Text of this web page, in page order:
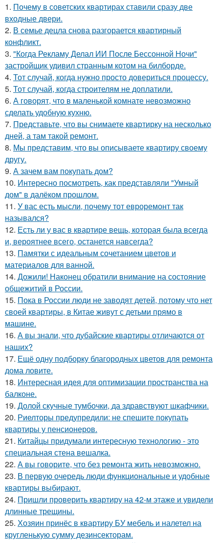
1. Почему в советских квартирах ставили сразу две
входные двери.
2. В семье децла снова разгорается квартирный
конфликт.
3. "Когда Рекламу Делал ИИ После Бессонной Ночи"
застройщик удивил странным котом на билборде.
4. Тот случай, когда нужно просто довериться процессу.
5. Тот случай, когда строителям не доплатили.
6. А говорят, что в маленькой комнате невозможно
сделать удобную кухню.
7. Представьте, что вы снимаете квартирку на несколько
дней, а там такой ремонт.
8. Мы представим, что вы описываете квартиру своему
другу.
9. А зачем вам покупать дом?
10. Интересно посмотреть, как представляли "Умный
дом" в далёком прошлом.
11. У вас есть мысли, почему тот евроремонт так
назывался?
12. Есть ли у вас в квартире вещь, которая была всегда
и, вероятнее всего, останется навсегда?
13. Памятки с идеальным сочетанием цветов и
материалов для ванной.
14. Дожили! Наконец обратили внимание на состояние
общежитий в России.
15. Пока в России люди не заводят детей, потому что нет
своей квартиры, в Китае живут с детьми прямо в
машине.
16. А вы знали, что дубайские квартиры отличаются от
наших?
17. Ещё одну подборку благородных цветов для ремонта
дома ловите.
18. Интересная идея для оптимизации пространства на
балконе.
19. Долой скучные тумбочки, да здравствуют шкафчики.
20. Риелторы предупредили: не спешите покупать
квартиры у пенсионеров.
21. Китайцы придумали интересную технологию - это
специальная стена вешалка.
22. А вы говорите, что без ремонта жить невозможно.
23. В первую очередь люди функциональные и удобные
квартиры выбирают.
24. Пришли проверить квартиру на 42-м этаже и увидели
длинные трещины.
25. Хозяин принёс в квартиру БУ мебель и налетел на
кругленькую сумму дезинсекторам.